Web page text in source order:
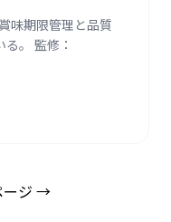
味期限管理と品質
。 監修：
ージ →